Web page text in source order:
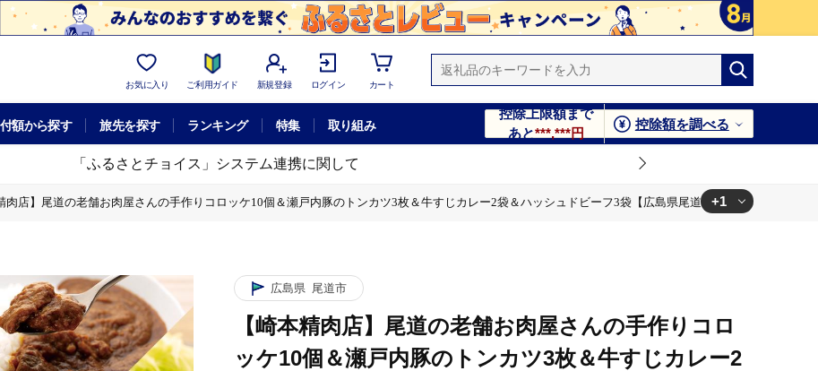
お気に入り ご利用ガイド 新規登録 ログイン カート
額から探す 旅先を探す ランキング 特集 取り組み
控除上限額まで
あと***,***円
控除額を調べる
「ふるさとチョイス」システム連携に関して
肉店】尾道の老舗お肉屋さんの手作りコロッケ10個＆瀬戸内豚のトンカツ3枚＆牛すじカレー2袋＆ハッシュドビーフ3袋【広島県尾道市 広島県 尾道市 広
+1
広島県 尾道市
【崎本精肉店】尾道の老舗お肉屋さんの手作りコロ
ッケ10個＆瀬戸内豚のトンカツ3枚＆牛すじカレー2